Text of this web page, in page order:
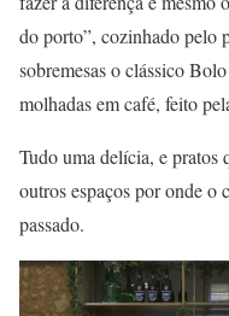
do porto”, cozinhado pelo
sobremesas o clássico
molhadas em café, feito
Tudo uma delícia, e pratos
outros espaços por onde o
passado.